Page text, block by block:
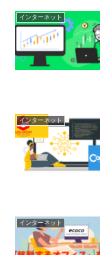
インターネット
インターネット
インターネット